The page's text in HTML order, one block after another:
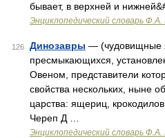
бывает, в верхней и
Энциклопедический словарь
126 Динозавры — (чудовищные
пресмыкающихся,
Овеном, представители
свойства нескольких, ныне
царства: ящериц,
Череп Д …
Энциклопедический словарь